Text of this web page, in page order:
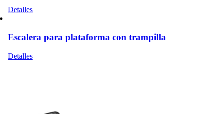
la
producto
Detalles
Escalera para plataforma con trampilla
Detalles